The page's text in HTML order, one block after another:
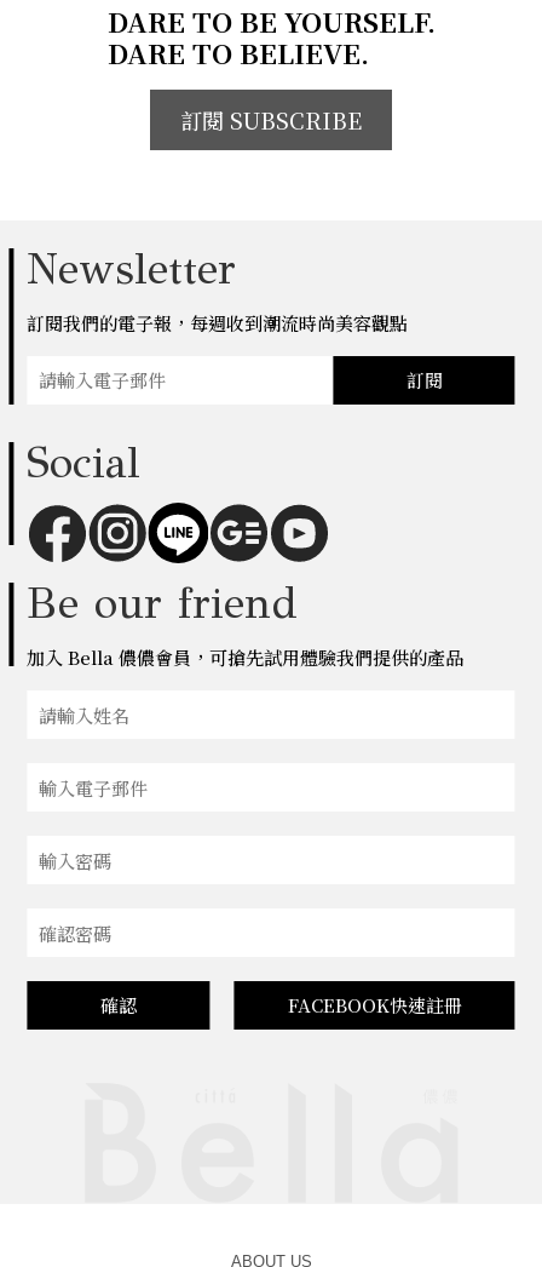
DARE TO BE YOURSELF.
DARE TO BELIEVE.
訂閱 SUBSCRIBE
Newsletter
訂閱我們的電子報，每週收到潮流時尚美容觀點
訂閱
Social
Be our friend
加入 Bella 儂儂會員，可搶先試用體驗我們提供的產品
確認 FACEBOOK快速註冊
ABOUT US